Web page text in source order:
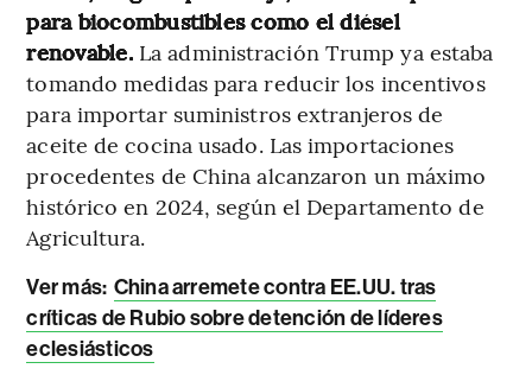
para biocombustibles como el diésel
renovable. La administración Trump ya estaba
tomando medidas para reducir los incentivos
para importar suministros extranjeros de
aceite de cocina usado. Las importaciones
procedentes de China alcanzaron un máximo
histórico en 2024, según el Departamento de
Agricultura.
Ver más: China arremete contra EE.UU. tras
críticas de Rubio sobre detención de líderes
eclesiásticos